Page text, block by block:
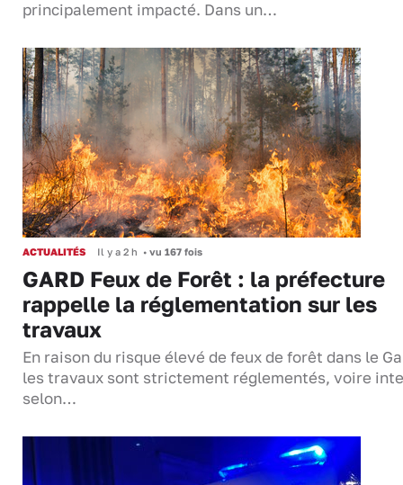
principalement impacté. Dans un…
ACTUALITÉS Il y a 2 h • vu 167 fois
GARD Feux de Forêt : la préfecture
rappelle la réglementation sur les
travaux
En raison du risque élevé de feux de forêt dans le
les travaux sont strictement réglementés, voire
selon…